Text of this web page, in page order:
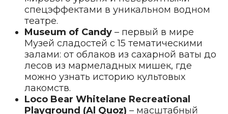
спецэффектами в уникальном водном
театре.
Museum of Candy– первый в мире
Музей сладостей с 15 тематическими
залами: от облаков из сахарной ваты до
лесов из мармеладных мишек, где
можно узнать историю культовых
лакомств.
Loco Bear Whitelane Recreational
Playground (Al Quoz) – масштабный